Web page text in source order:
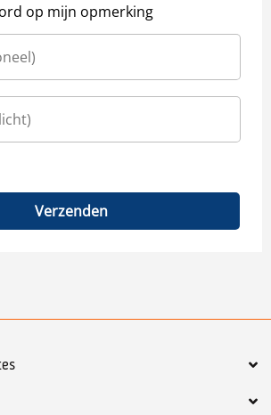
op mijn opmerking
Verzenden